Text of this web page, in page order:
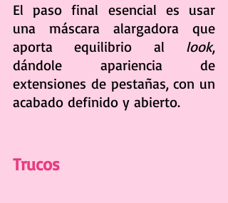
El paso final esencial es usar
una máscara alargadora que
aporta equilibrio al look,
dándole apariencia de
extensiones de pestañas, con un
acabado definido y abierto.
Trucos